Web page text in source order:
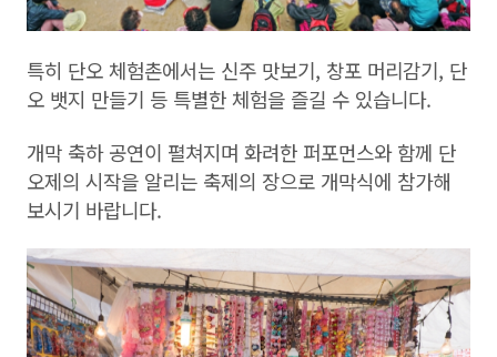
특히 단오 체험촌에서는 신주 맛보기, 창포 머리감기, 단
오 뱃지 만들기 등 특별한 체험을 즐길 수 있습니다.
개막 축하 공연이 펼쳐지며 화려한 퍼포먼스와 함께 단
오제의 시작을 알리는 축제의 장으로 개막식에 참가해
보시기 바랍니다.